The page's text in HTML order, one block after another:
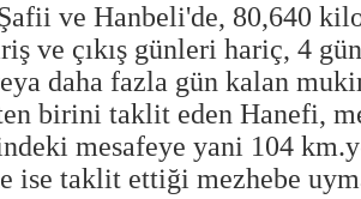
ve Hanbeli'de, 80,640
ve çıkış günleri hariç, 4
daha fazla gün kalan
birini taklit eden Hanefi,
mesafeye yani 104
ise taklit ettiği mezhebe